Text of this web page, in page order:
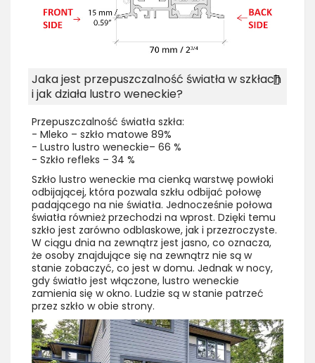
Jaka jest przepuszczalność światła w szkłach
i jak działa lustro weneckie?
Przepuszczalność światła szkła:
- Mleko – szkło matowe 89%
- Lustro lustro weneckie– 66 %
- Szkło refleks – 34 %
Szkło lustro weneckie ma cienką warstwę powłoki
odbijającej, która pozwala szkłu odbijać połowę
padającego na nie światła. Jednocześnie połowa
światła również przechodzi na wprost. Dzięki temu
szkło jest zarówno odblaskowe, jak i przezroczyste.
W ciągu dnia na zewnątrz jest jasno, co oznacza,
że osoby znajdujące się na zewnątrz nie są w
stanie zobaczyć, co jest w domu. Jednak w nocy,
gdy światło jest włączone, lustro weneckie
zamienia się w okno. Ludzie są w stanie patrzeć
przez szkło w obie strony.